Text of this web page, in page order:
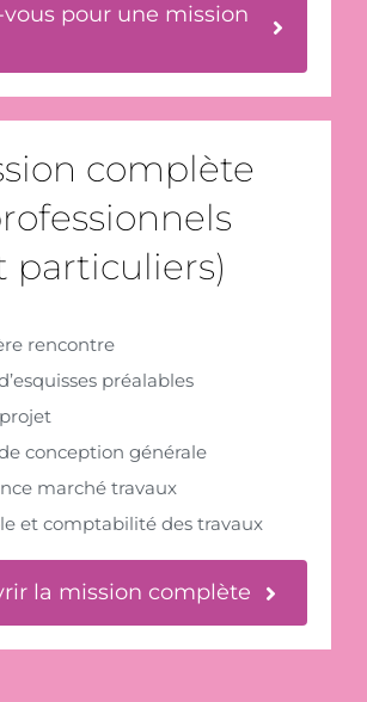
vous pour une mission
complète
particuliers)
rencontre
préalables
conception générale
marché travaux
et comptabilité des travaux
la mission complète